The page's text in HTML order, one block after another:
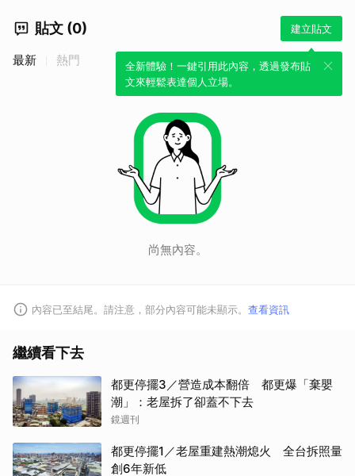
貼文 (0) 建立貼文
全新體驗！一鍵引用此內容，透過發布貼
文來輕鬆表達個人立場。
最新 熱門
尚無內容。
內容已至結尾。請注意，部分內容可能未顯示。 查看資訊
繼續看下去
都更停擺3／營造成本翻倍 都更爆「棄嬰
潮」：老屋拆了卻蓋不下去
鏡週刊
都更停擺1／老屋重建熱潮熄火 全台拆照量
創6年新低
取消